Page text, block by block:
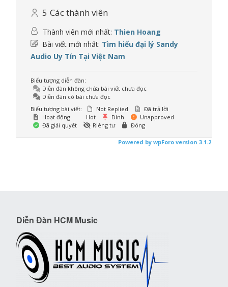
5 Các thành viên
Thành viên mới nhất: Thien Hoang
Bài viết mới nhất: Tìm hiểu đại lý Sandy
Audio Uy Tín Tại Việt Nam
Biểu tượng diễn đàn:
Diễn đàn không chứa bài viết chưa đọc
Diễn đàn có bài chưa đọc
Biểu tượng bài viết:
Not Replied
Đã trả lời
Hoạt động
Hot Dính
Unapproved
Đã giải quyết
Riêng tư Đóng
Powered by wpForo version 3.1.2
Diễn Đàn HCM Music